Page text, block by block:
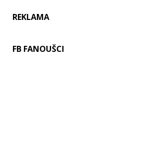
REKLAMA
FB FANOUŠCI